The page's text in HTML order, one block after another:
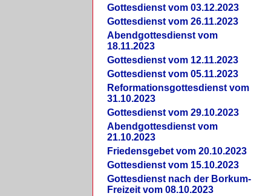
Gottesdienst vom 03.12.2023
Gottesdienst vom 26.11.2023
Abendgottesdienst vom
18.11.2023
Gottesdienst vom 12.11.2023
Gottesdienst vom 05.11.2023
Reformationsgottesdienst vom
31.10.2023
Gottesdienst vom 29.10.2023
Abendgottesdienst vom
21.10.2023
Friedensgebet vom 20.10.2023
Gottesdienst vom 15.10.2023
Gottesdienst nach der Borkum-
Freizeit vom 08.10.2023